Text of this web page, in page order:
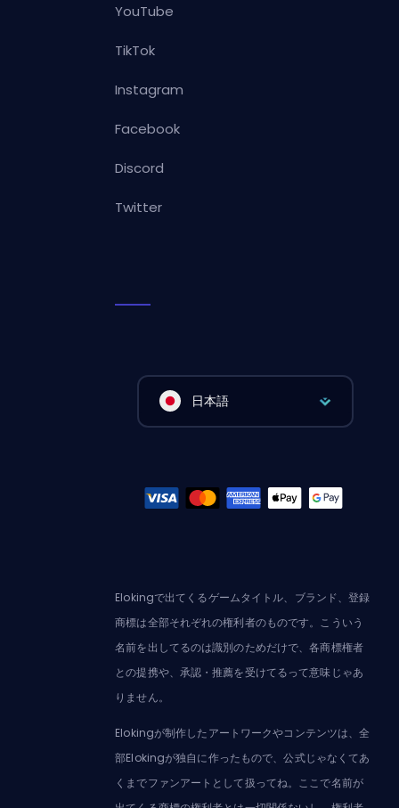
YouTube
TikTok
Instagram
Facebook
Discord
Twitter
日本語
Elokingで出てくるゲームタイトル、ブランド、登録
商標は全部それぞれの権利者のものです。こういう
名前を出してるのは識別のためだけで、各商標権者
との提携や、承認・推薦を受けてるって意味じゃあ
りません。
Elokingが制作したアートワークやコンテンツは、全
部Elokingが独自に作ったもので、公式じゃなくてあ
くまでファンアートとして扱ってね。ここで名前が